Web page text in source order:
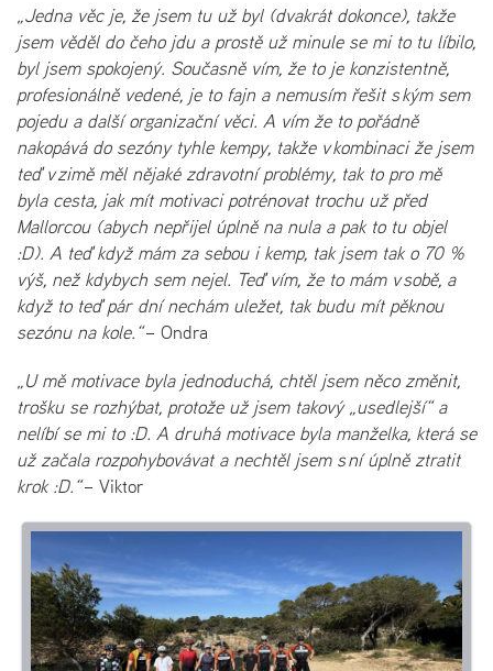
„Jedna věc je, že jsem tu už byl (dvakrát dokonce), takže
jsem věděl do čeho jdu a prostě už minule se mi to tu líbilo,
byl jsem spokojený. Současně vím, že to je konzistentně,
profesionálně vedené, je to fajn a nemusím řešit s kým sem
pojedu a další organizační věci. A vím že to pořádně
nakopává do sezóny tyhle kempy, takže v kombinaci že jsem
teď v zimě měl nějaké zdravotní problémy, tak to pro mě
byla cesta, jak mít motivaci potrénovat trochu už před
Mallorcou (abych nepřijel úplně na nula a pak to tu objel
:D). A teď když mám za sebou i kemp, tak jsem tak o 70 %
výš, než kdybych sem nejel. Teď vím, že to mám v sobě, a
když to teď pár dní nechám uležet, tak budu mít pěknou
sezónu na kole.“– Ondra
„U mě motivace byla jednoduchá, chtěl jsem něco změnit,
trošku se rozhýbat, protože už jsem takový „usedlejší“ a
nelíbí se mi to :D. A druhá motivace byla manželka, která se
už začala rozpohybovávat a nechtěl jsem s ní úplně ztratit
krok :D.“– Viktor